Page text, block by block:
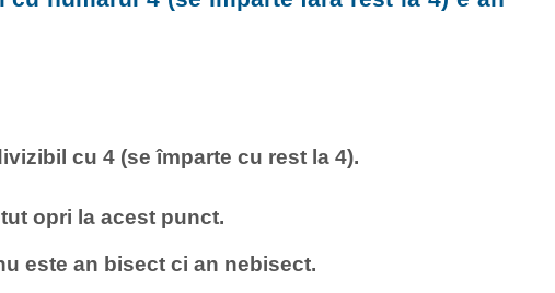
cu 4 (se împarte cu rest la 4).
opri la acest punct.
este an bisect ci an nebisect.